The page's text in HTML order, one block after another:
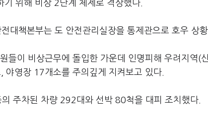
위해 비상 2단계 체제로 격상했다.
대책본부는 도 안전관리실장을 통제관으로 호우 상
들이 비상근무에 돌입한 가운데 인명피해 우려지역(
야영장 17개소를 주의깊게 지켜보고 있다.
주차된 차량 292대와 선박 80척을 대피 조치했다.